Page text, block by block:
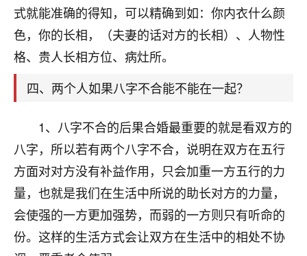
式就能准确的得知，可以精确到如：你内衣什么颜
色，你的长相，（夫妻的话对方的长相）、人物性
格、贵人长相方位、病灶所。
四、两个人如果八字不合能不能在一起？
1、八字不合的后果合婚最重要的就是看双方的
八字，所以若有两个八字不合，说明在双方在五行
方面对对方没有补益作用，只会加重一方五行的力
量，也就是我们在生活中所说的助长对方的力量，
会使强的一方更加强势，而弱的一方则只有听命的
份。这样的生活方式会让双方在生活中的相处不协
梦醒时分
我女儿高二叛逆，大半年不上学，一说她就要死要活
的，把我们两口子愁的不行，朋友给我推荐的慧来老
师，一开始我是病急乱投医，这半年来，法事一个个
做完，我女儿跟变了个人一样，不期望她能考多好的
大学，只要能安安稳稳的把书读了，身体心理都健健
鹿森：可怜天下父母心啊！
3小时前 来自河北 16
付深
我是公司人事调整，有升迁机会，但同时竞争的我们
三个，找老师的时候是抱着侥幸心理，没想到老师看